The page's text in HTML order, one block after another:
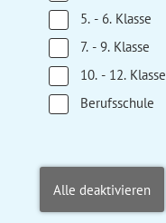
5. - 6. Klasse
7. - 9. Klasse
10. - 12. Klasse
Berufsschule
Alle deaktivieren